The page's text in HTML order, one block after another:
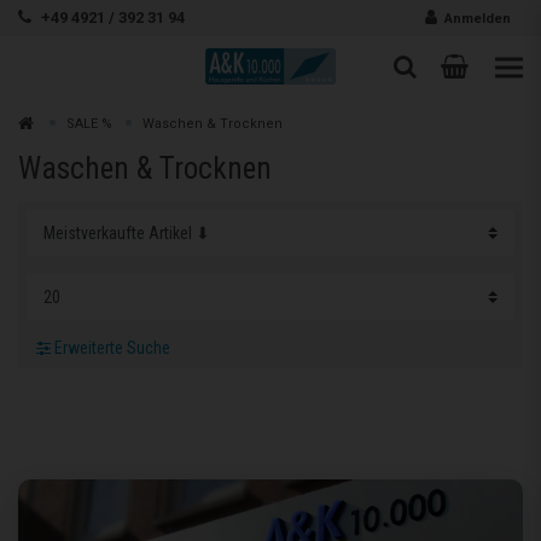
Zum Inhalt springen
+49 4921 / 392 31 94 Anmelden
Suche
Zur SALE % Waschen & Trocknen
Waschen & Trocknen
Erweiterte Suche